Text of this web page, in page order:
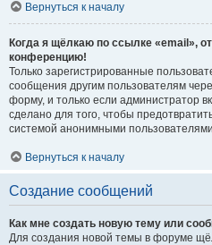
Вернуться к началу
Когда я щёлкаю по ссылке «email»,
конференцию!
Только зарегистрированные
сообщения другим пользователям
форму, и только если администратор
сделано для того, чтобы
системой анонимными
Вернуться к началу
Создание сообщений
Как мне создать новую тему или
Для создания новой темы в форуме